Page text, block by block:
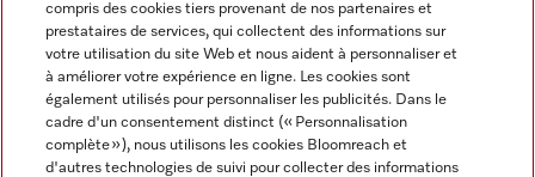
Navigation
Service
compris des cookies tiers provenant de nos partenaires et
prestataires de services, qui collectent des informations sur
votre utilisation du site Web et nous aident à personnaliser et
à améliorer votre expérience en ligne. Les cookies sont
également utilisés pour personnaliser les publicités. Dans le
cadre d'un consentement distinct (« Personnalisation
complète »), nous utilisons les cookies Bloomreach et
d'autres technologies de suivi pour collecter des informations